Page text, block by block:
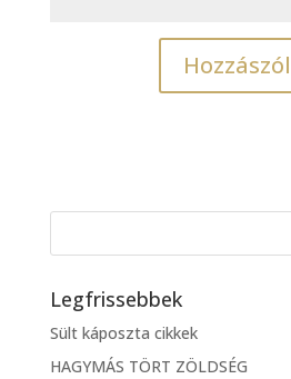
Legfrissebbek
Sült káposzta cikkek
HAGYMÁS TÖRT ZÖLDSÉG